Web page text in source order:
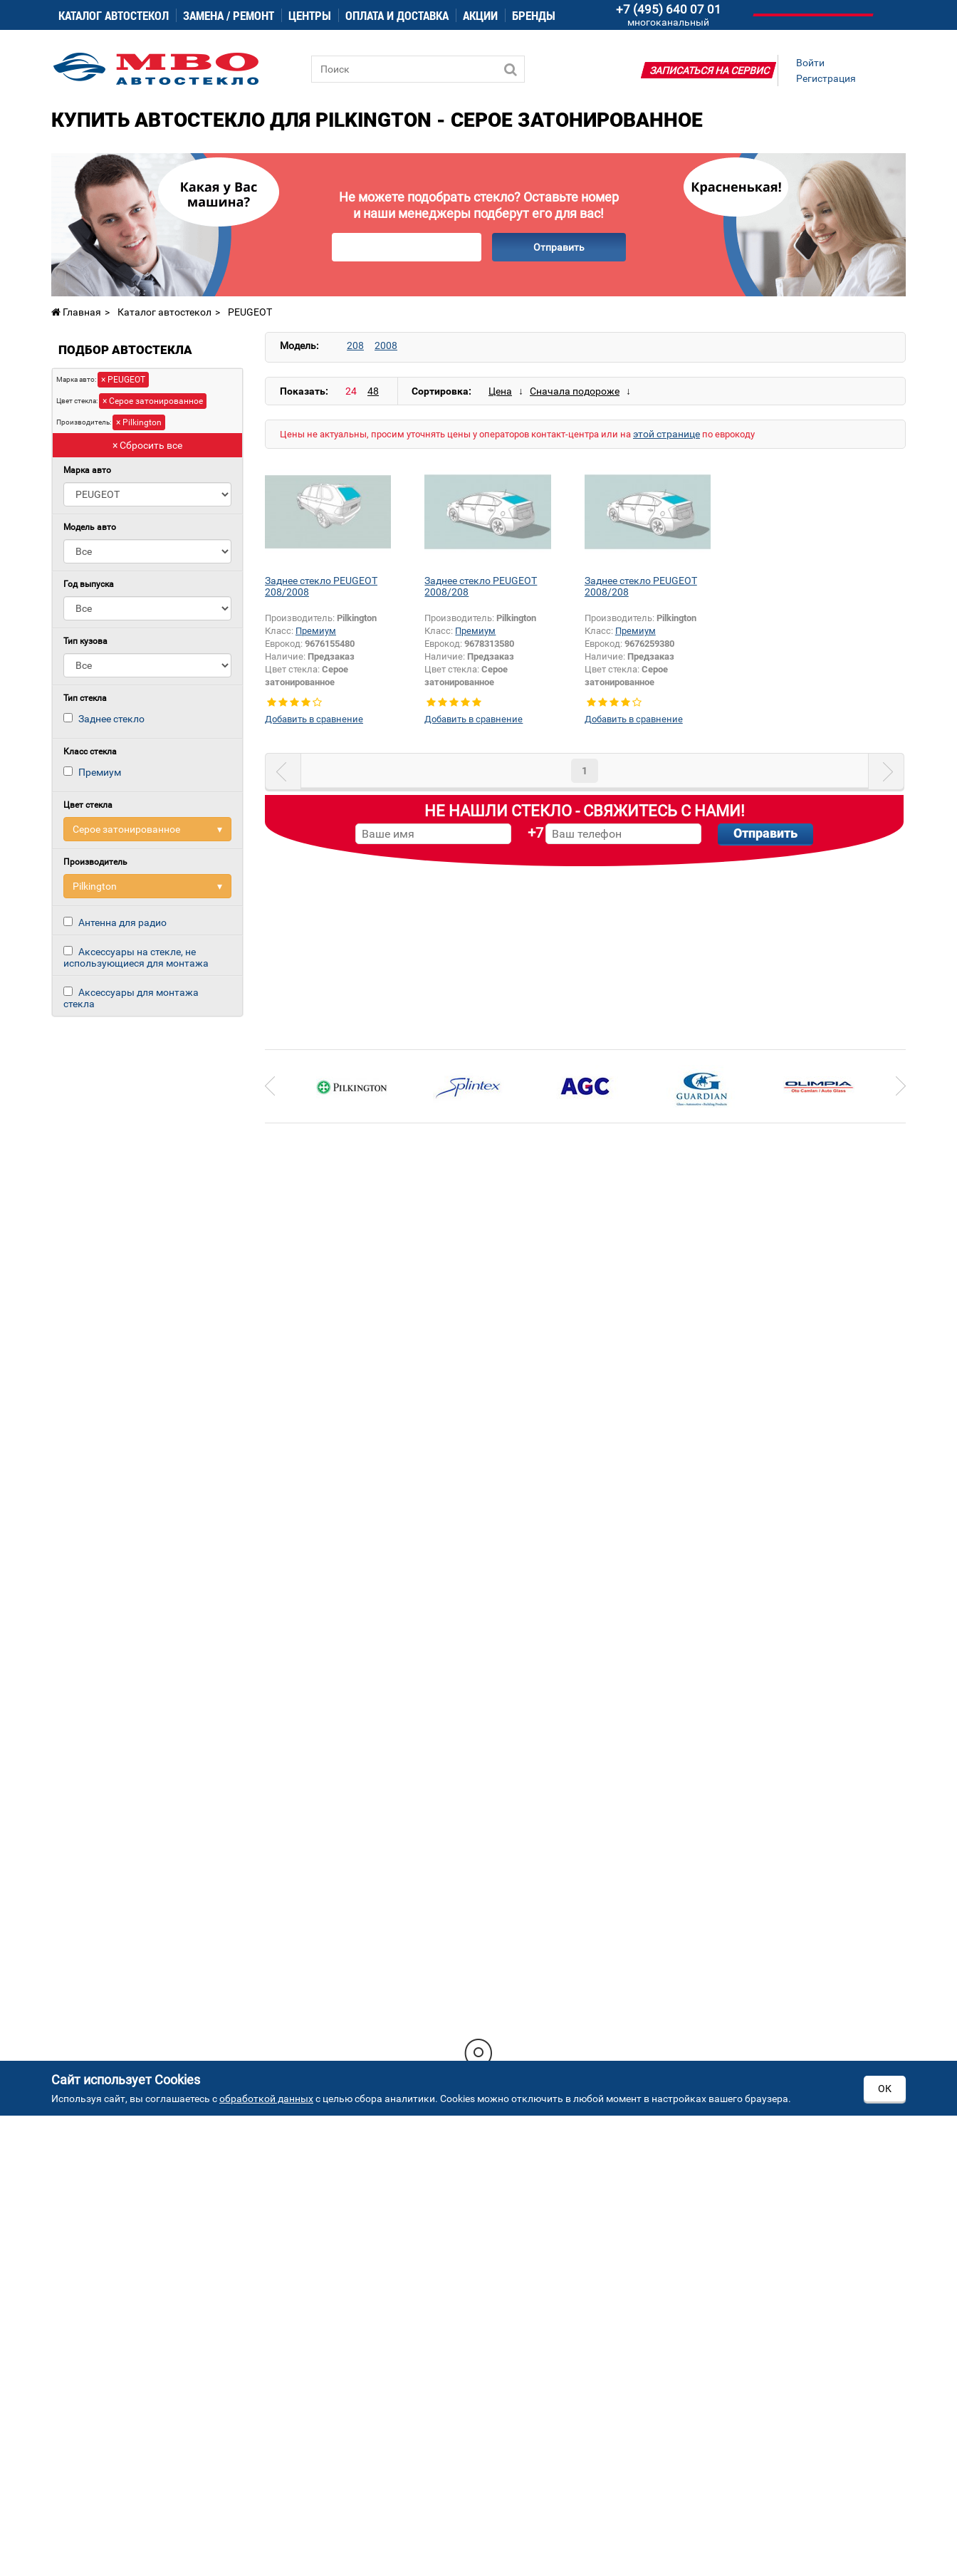
КАТАЛОГ АВТОСТЕКОЛ ЗАМЕНА / РЕМОНТ ЦЕНТРЫ ОПЛАТА И ДОСТАВКА АКЦИИ БРЕНДЫ +7 (495) 640 07 01
многоканальный
Войти
Регистрация
ЗАПИСАТЬСЯ НА СЕРВИС
КУПИТЬ АВТОСТЕКЛО ДЛЯ PILKINGTON - СЕРОЕ ЗАТОНИРОВАННОЕ
Не можете подобрать стекло? Оставьте номер
и наши менеджеры подберут его для вас!
Отправить
Главная Каталог автостекол PEUGEOT
ПОДБОР АВТОСТЕКЛА
Марка авто: × PEUGEOT
Цвет стекла: × Серое затонированное
Производитель: × Pilkington
× Сбросить все
Марка авто
Модель авто
Год выпуска
Тип кузова
Тип стекла
Заднее стекло
Класс стекла
Премиум
Цвет стекла
▾
Серое затонированное
Производитель
▾
Pilkington
Антенна для радио
Аксессуары на стекле, не
использующиеся для монтажа
Аксессуары для монтажа
стекла
Модель: 208 2008
Показать: Сортировка:
Цены не актуальны, просим уточнять цены у операторов контакт-центра или на этой странице по еврокоду
Заднее стекло PEUGEOT
208/2008
Производитель: Pilkington
Класс: Премиум
Еврокод: 9676155480
Наличие: Предзаказ
Цвет стекла: Серое
затонированное
Тип стекла: Заднее стекло
Добавить в сравнение
Заднее стекло PEUGEOT
2008/208
Производитель: Pilkington
Класс: Премиум
Еврокод:9678313580
Наличие: Предзаказ
Цвет стекла:Серое
затонированное
Тип стекла:Заднее стекло
Добавить в сравнение
Заднее стекло PEUGEOT
2008/208
Производитель: Pilkington
Класс: Премиум
Еврокод: 9676259380
Наличие: Предзаказ
Цвет стекла: Серое
затонированное
Тип стекла: Заднее стекло
Добавить в сравнение
1
НЕ НАШЛИ СТЕКЛО - СВЯЖИТЕСЬ С НАМИ!
+7 Отправить
АДРЕСА НАШИХ СЕРВИСНЫХ ЦЕНТРОВ
Сайт использует Cookies
Используя сайт, вы соглашаетесь собработкой данныхс целью сбора аналитики. Cookies можно отключить в любой момент в настройках вашего браузера.
ОК